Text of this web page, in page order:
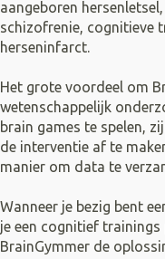
aangeboren
schizofrenie, cognitieve
herseninfarct.
Het grote voordeel om
wetenschappelijk
brain games te spelen,
de interventie af te
manier om data te
Wanneer je bezig bent
je een cognitief
BrainGymmer de